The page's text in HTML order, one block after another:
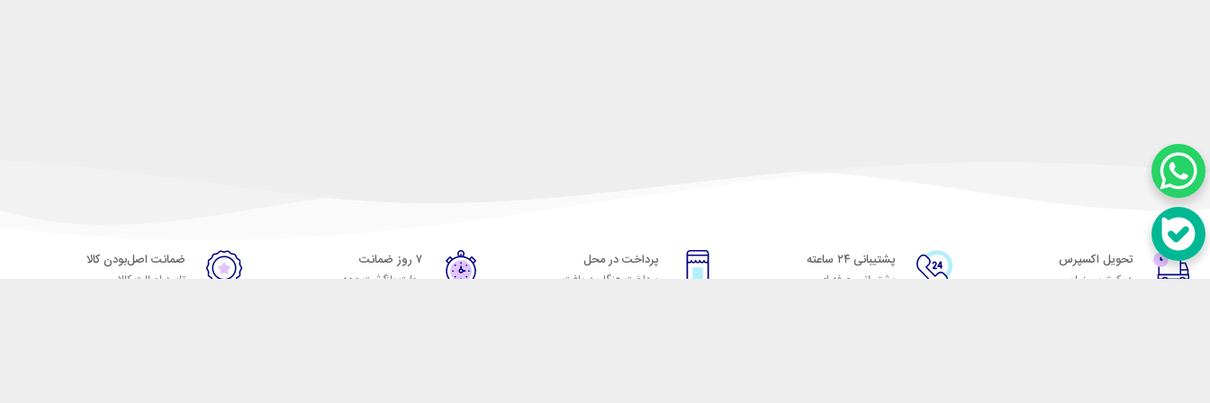
تحویل اکسپرس
در کمترین زمان
پشتیبانی ۲۴ ساعته
پشتیبانی حرفه ای
پرداخت در محل
پرداخت هنگام دریافت
۷ روز ضمانت
مهلت بازگشت وجه
ضمانت اصل‌بودن کالا
تایید اصالت کالا